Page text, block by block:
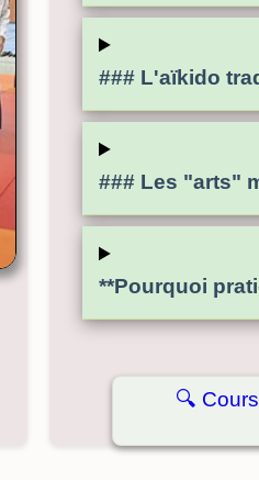
### L'aïkido
### Les "arts"
**Pourquoi
🔍